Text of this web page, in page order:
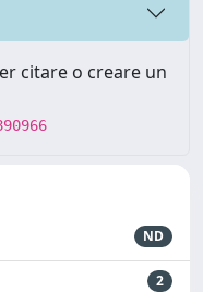
citare o creare un
ND
2